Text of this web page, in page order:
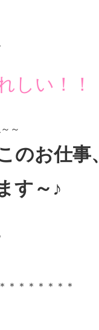
しい！！
～
のお仕事
す～♪
＊＊＊＊＊＊＊